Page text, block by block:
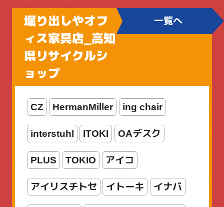
ブラックバス用
ボートアジングロッド
ライトゲームロッド ライン
リール ルアー ロッド
ロッド・リールセット
入門セット 新着商品 海水 竿
堀り出しやオフ
ィス家具店_高知
県リサイクルシ
ョップ
一覧へ
CZ HermanMiller ing chair
interstuhl ITOKI OAデスク
PLUS TOKIO アイコ
アイリスチトセ イトーキ イナバ